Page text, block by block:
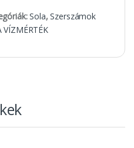
Sola,Szerszámok
VÍZMÉRTÉK